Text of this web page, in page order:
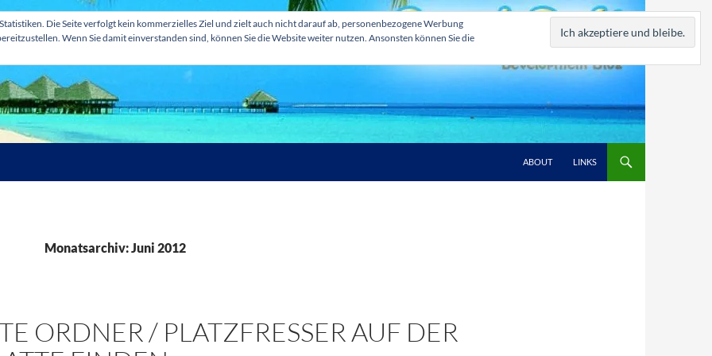
ABOUT LINKS
Monatsarchiv: Juni 2012
ORDNER / PLATZFRESSER AUF DER F
Die Seite verfolgt kein kommerzielles Ziel und zielt auch nicht darauf ab, personenbezogene Werbung
Wenn Sie damit einverstanden sind, können Sie die Website weiter nutzen. Ansonsten können Sie die